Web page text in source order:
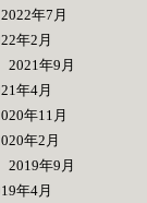
2022年7月
年2月
2021年9月
年4月
年11月
年2月
2019年9月
年4月